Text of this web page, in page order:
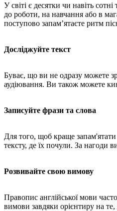
У світі є десятки чи навіть
до роботи, на навчання або в
поступово запам’ятаєте ритм
Досліджуйте текст
Буває, що ви не одразу можете
аудіювання. Ви також можете
Записуйте фрази та слова
Для того, щоб краще
тексту, де їх почули. За нагоди
Розвивайте свою вимову
Правопис англійської мови
вимови завдяки орієнтиру на